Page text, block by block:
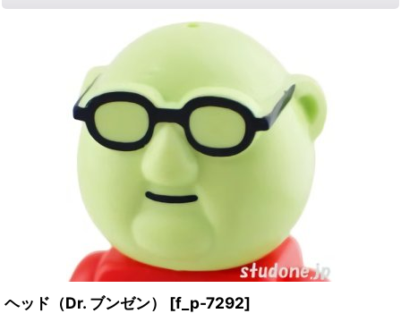
ヘッド（Dr. ブンゼン） [f_p-7292]